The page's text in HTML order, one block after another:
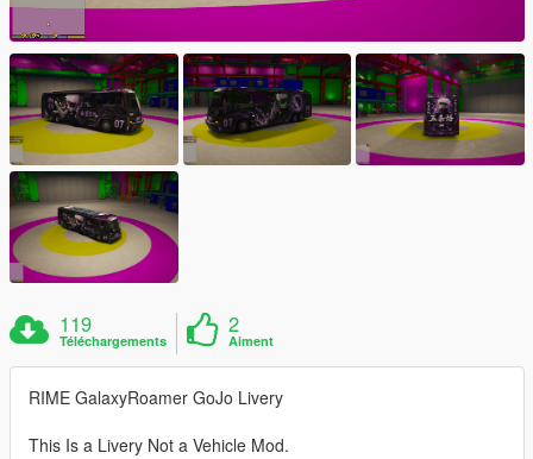
119
Téléchargements
2
Aiment
RIME GalaxyRoamer GoJo Livery
This Is a Livery Not a Vehicle Mod.